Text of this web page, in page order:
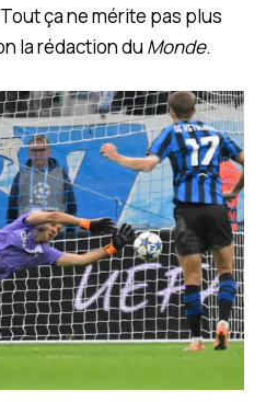
ça ne mérite pas plus
la rédaction du Monde.